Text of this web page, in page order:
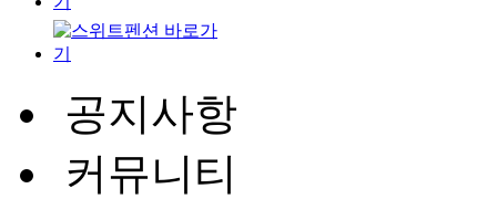
공지사항
커뮤니티